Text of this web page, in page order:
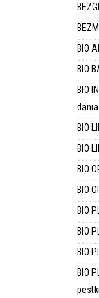
BIO
BIO
BIO
BIO
BIO
BIO
BIO
BIO
BIO
BIO
BIO